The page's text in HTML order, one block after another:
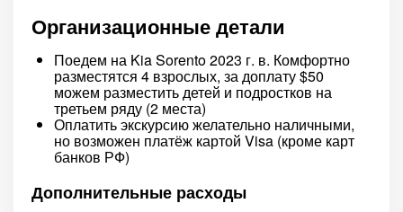
Организационные детали
Поедем на Kia Sorento 2023 г. в. Комфортно
разместятся 4 взрослых, за доплату $50
можем разместить детей и подростков на
третьем ряду (2 места)
Оплатить экскурсию желательно наличными,
но возможен платёж картой Visa (кроме карт
банков РФ)
Дополнительные расходы